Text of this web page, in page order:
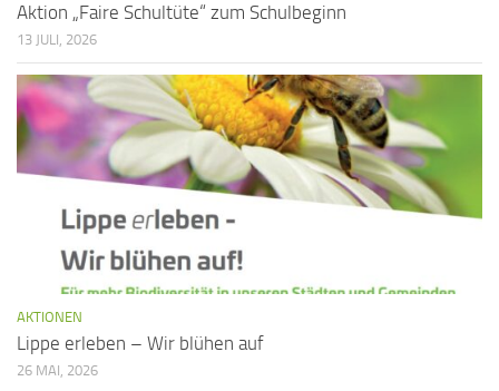
Aktion „Faire Schultüte“ zum Schulbeginn
13 JULI, 2026
AKTIONEN
Lippe erleben – Wir blühen auf
26 MAI, 2026